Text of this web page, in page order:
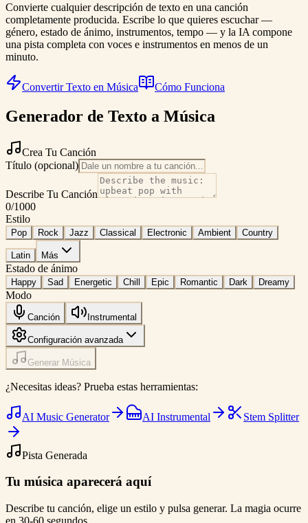
Convierte cualquier descripción de texto en una canción
completamente producida. Escribe lo que quieres escuchar —
género, estado de ánimo, instrumentos, tempo — y la IA compone
una pista completa con voces e instrumentos en menos de un
minuto.
Convertir Texto en Música Cómo Funciona
Generador de Texto a Música
Crea Tu Canción
Título (opcional)
Describe Tu Canción
0/1000
Estilo
Pop Rock Jazz Classical Electronic Ambient Country
Latin Más
Estado de ánimo
Happy Sad Energetic Chill Epic Romantic Dark Dreamy
Modo
Canción Instrumental
Configuración avanzada
Generar Música
¿Necesitas ideas? Prueba estas herramientas:
AI Music Generator AI Instrumental Stem Splitter
Pista Generada
Tu música aparecerá aquí
Describe tu canción, elige un estilo y pulsa generar. La magia ocurre
en 30-60 segundos.